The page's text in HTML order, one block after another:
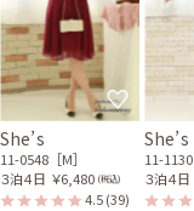
She’s
11-0548［M］
３泊４日 ￥6,480 (税込)
4.5(39)
She’s
11-1130
３泊４日